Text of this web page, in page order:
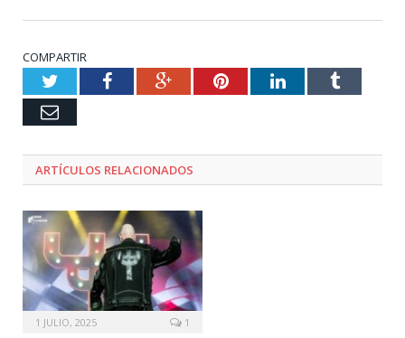
COMPARTIR
TwitterFacebookGoogle+PinterestLinkedInTumblr
Email
ARTÍCULOS RELACIONADOS
1 JULIO, 2025 1